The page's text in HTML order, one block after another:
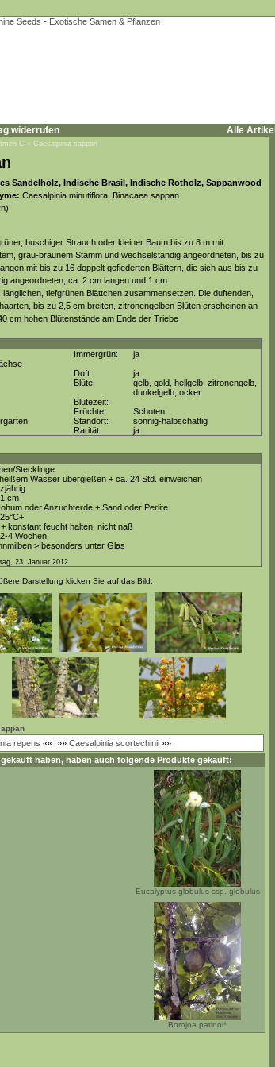
widerrufen Alle Artikel
C » Caesalpinia sappan
Sandelholz, Indische Brasil, Indische Rotholz, Sappanwood
Caesalpinia minutiflora, Binacaea sappan
buschiger Strauch oder kleiner Baum bis zu 8 m mit
grau-braunem Stamm und wechselständig angeordneten, bis zu
mit bis zu 16 doppelt gefiederten Blättern, die sich aus bis zu
angeordneten, ca. 2 cm langen und 1 cm
länglichen, tiefgrünen Blättchen zusammensetzen. Die duftenden,
bis zu 2,5 cm breiten, zitronengelben Blüten erscheinen an
cm hohen Blütenstände am Ende der Triebe
Immergrün:
ja
Duft:
ja
Blüte:
gelb, gold, hellgelb, zitronengelb,
dunkelgelb, ocker
Blütezeit:
Früchte:
Schoten
Standort:
sonnig-halbschattig
Rarität: ja
Stecklinge
Wasser übergießen + ca. 24 Std. einweichen
cm
oder Anzuchterde + Sand oder Perlite
+ konstant feucht halten, nicht naß
4 Wochen
> besonders unter Glas
23. Januar 2012
Darstellung klicken Sie auf das Bild.
repens «« »» Caesalpinia scortechinii»»
gekauft haben, haben auch folgende Produkte gekauft:
Eucalyptus globulus ssp. globulus
Borojoa patinoi*